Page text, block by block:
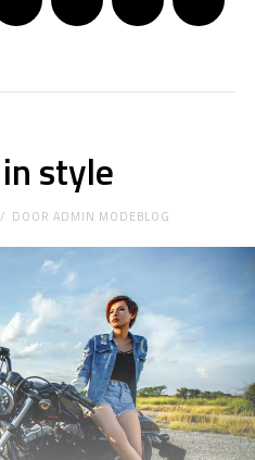
style
DOORADMIN MODEBLOG